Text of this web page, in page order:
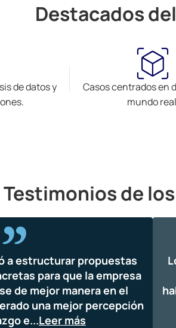
Destacados
de datos y
Casos centrados en
mundo
Testimonios de
a estructurar propuestas
para que la empresa
de mejor manera en el
una mejor percepción
e...Leer más